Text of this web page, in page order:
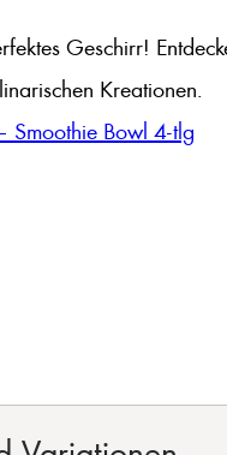
Geschirr!
Kreationen.
Smoothie Bowl 4-tlg